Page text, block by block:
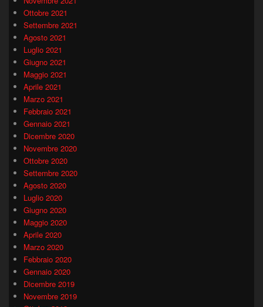
Ottobre 2021
Settembre 2021
Agosto 2021
Luglio 2021
Giugno 2021
Maggio 2021
Aprile 2021
Marzo 2021
Febbraio 2021
Gennaio 2021
Dicembre 2020
Novembre 2020
Ottobre 2020
Settembre 2020
Agosto 2020
Luglio 2020
Giugno 2020
Maggio 2020
Aprile 2020
Marzo 2020
Febbraio 2020
Gennaio 2020
Dicembre 2019
Novembre 2019